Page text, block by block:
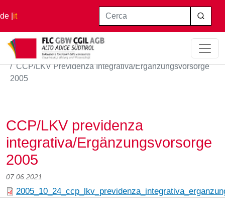
Salta al contenuto principale
de it Cerca
Home
CCP/LKV Previdenza Integrativa/Ergänzungsvorsorge
2005
CCP/LKV previdenza
integrativa/Ergänzungsvorsorge
2005
07.06.2021